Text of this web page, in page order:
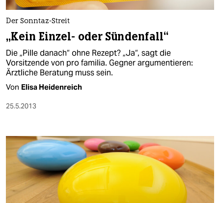
Der Sonntaz-Streit
„Kein Einzel- oder Sündenfall“
Die „Pille danach“ ohne Rezept? „Ja“, sagt die
Vorsitzende von pro familia. Gegner argumentieren:
Ärztliche Beratung muss sein.
Von Elisa Heidenreich
25.5.2013